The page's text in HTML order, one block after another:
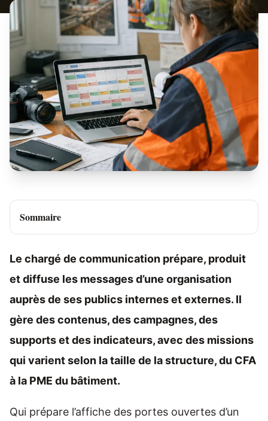
Sommaire
Le chargé de communication prépare, produit
et diffuse les messages d’une organisation
auprès de ses publics internes et externes. Il
gère des contenus, des campagnes, des
supports et des indicateurs, avec des missions
qui varient selon la taille de la structure, du CFA
à la PME du bâtiment.
Qui prépare l’affiche des portes ouvertes d’un